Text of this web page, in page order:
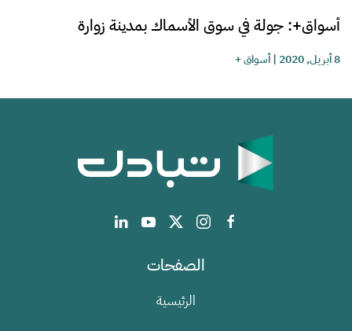
أسواق+: جولة في سوق الأسماك بمدينة زوارة
8 أبريل, 2020 |أسواق +
الصفحات
الرئيسية